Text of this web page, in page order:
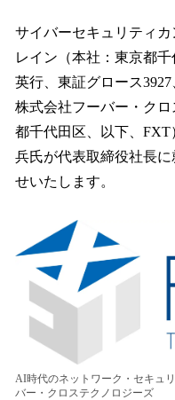
！
数
を
読
み
込
み
中
で
サイバーセキュリティ
レイン（本社：東京都
英行、東証グロース
株式会社フーバー・ク
都千代田区、以下、FXT
兵氏が代表取締役社長
せいたします。
AI時代のネットワーク・セキュ
バー・クロステクノロジーズ